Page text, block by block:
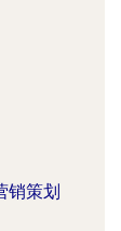
销策划